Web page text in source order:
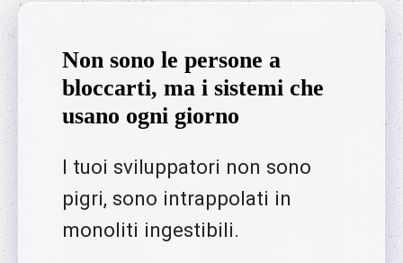
Non sono le persone a
bloccarti, ma i sistemi che
usano ogni giorno
I tuoi sviluppatori non sono
pigri, sono intrappolati in
monoliti ingestibili.